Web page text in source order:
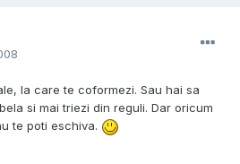
la care te coformezi. Sau hai sa
si mai triezi din reguli. Dar oricum
te poti eschiva.